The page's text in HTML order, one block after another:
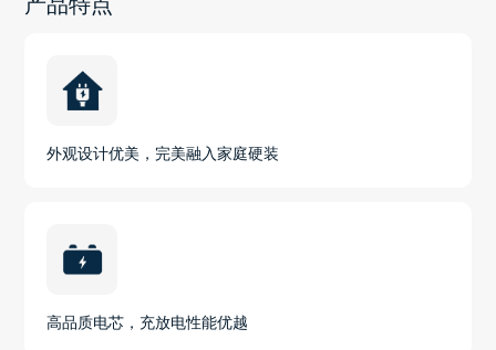
外观设计优美，完美融入家庭硬装
高品质电芯，充放电性能优越